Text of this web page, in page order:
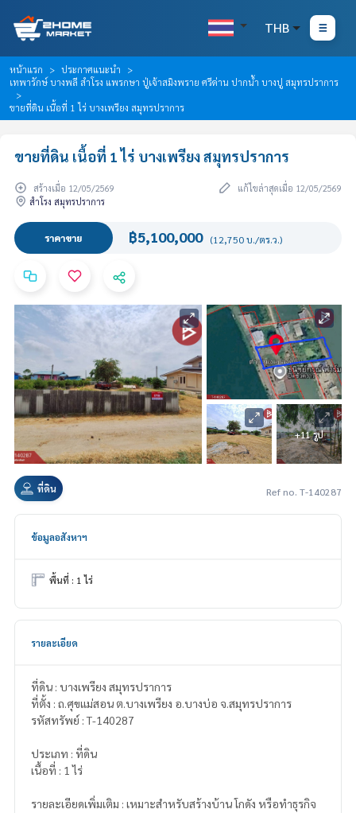
THB
หน้าแรก
ประกาศแนะนำ
เทพารักษ์ บางพลี สำโรง แพรกษา ปู่เจ้าสมิงพราย ศรีด่าน ปากน้ำ บางปู สมุทรปราการ
ขายที่ดิน เนื้อที่ 1 ไร่ บางเพรียง สมุทรปราการ
ขายที่ดิน เนื้อที่ 1 ไร่ บางเพรียง สมุทรปราการ
สร้างเมื่อ 12/05/2569
แก้ไขล่าสุดเมื่อ 12/05/2569
สำโรง สมุทรปราการ
ราคาขาย ฿5,100,000 (12,750 บ./ตร.ว.)
+11 รูป
ที่ดิน Ref no. T-140287
ข้อมูลอสังหาฯ
พื้นที่ : 1 ไร่
รายละเอียด
ที่ดิน : บางเพรียง สมุทรปราการ
ที่ตั้ง : ถ.ศุขแม่สอน ต.บางเพรียง อ.บางบ่อ จ.สมุทรปราการ
รหัสทรัพย์ : T-140287
ประเภท : ที่ดิน
เนื้อที่ : 1 ไร่
รายละเอียดเพิ่มเติม : เหมาะสำหรับสร้างบ้าน โกดัง หรือทำธุรกิจ